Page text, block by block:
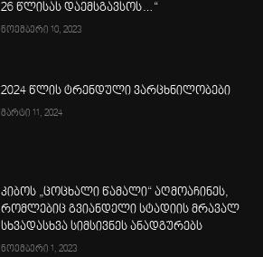
26 წლისას დაემსგავსოს…“
ნოემბერი 10, 2023
2024 წლის ტრენდული ვარცხნილობები
მარტი 11, 2024
კიბოს „ცოცხალი წამალი“ აღმოაჩინეს,
რომლებიც გვიანდელი სტადიის მრავალ
სხვადასხვა სიმსივნეს ანადგურებს
ნოემბერი 1, 2023